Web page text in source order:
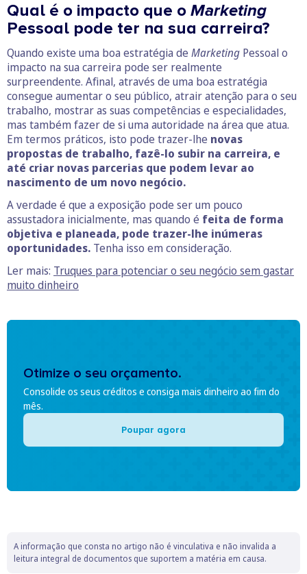
Qual é o impacto que o Marketing
Pessoal pode ter na sua carreira?
Quando existe uma boa estratégia de Marketing Pessoal o
impacto na sua carreira pode ser realmente
surpreendente. Afinal, através de uma boa estratégia
consegue aumentar o seu público, atrair atenção para o seu
trabalho, mostrar as suas competências e especialidades,
mas também fazer de si uma autoridade na área que atua.
Em termos práticos, isto pode trazer-lhe novas
propostas de trabalho, fazê-lo subir na carreira, e
até criar novas parcerias que podem levar ao
nascimento de um novo negócio.
A verdade é que a exposição pode ser um pouco
assustadora inicialmente, mas quando é feita de forma
objetiva e planeada, pode trazer-lhe inúmeras
oportunidades. Tenha isso em consideração.
Ler mais: Truques para potenciar o seu negócio sem gastar
muito dinheiro
Otimize o seu orçamento.
Consolide os seus créditos e consiga mais dinheiro ao fim do
mês.
Poupar agora
A informação que consta no artigo não é vinculativa e não invalida a
leitura integral de documentos que suportem a matéria em causa.